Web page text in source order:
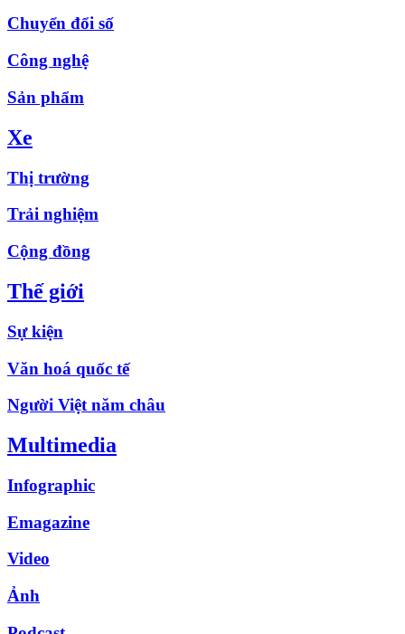
Chuyển đổi số
Công nghệ
Sản phẩm
Xe
Thị trường
Trải nghiệm
Cộng đồng
Thế giới
Sự kiện
Văn hoá quốc tế
Người Việt năm châu
Multimedia
Infographic
Emagazine
Video
Ảnh